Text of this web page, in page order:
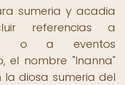
sumeria y acadia
referencias a
o a eventos
el nombre "Inanna"
diosa sumeria del